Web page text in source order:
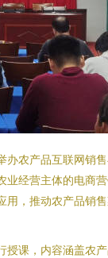
办农产品互联网销
业经营主体的电商
用，推动农产品销
授课，内容涵盖农